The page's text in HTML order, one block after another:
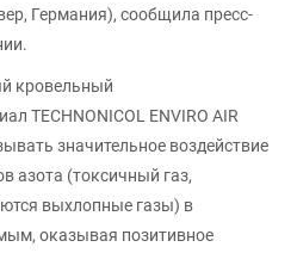
Германия), сообщила пресс-
кровельный
TECHNONICOL ENVIRO AIR
значительное воздействие
азота (токсичный газ,
выхлопные газы) в
оказывая позитивное